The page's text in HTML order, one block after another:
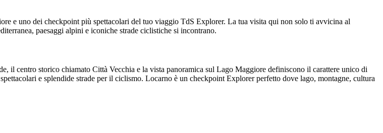
e uno dei checkpoint più spettacolari del tuo viaggio TdS Explorer. La tua visita qui non solo ti avvicina al
paesaggi alpini e iconiche strade ciclistiche si incontrano.
il centro storico chiamato Città Vecchia e la vista panoramica sul Lago Maggiore definiscono il carattere unico di
e splendide strade per il ciclismo. Locarno è un checkpoint Explorer perfetto dove lago, montagne, cultura